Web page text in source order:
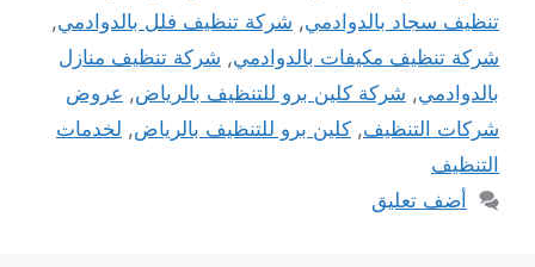
تنظيف سجاد بالدوادمي, شركة تنظيف فلل بالدوادمي,
شركة تنظيف مكيفات بالدوادمي, شركة تنظيف منازل
بالدوادمي, شركة كلين برو للتنظيف بالرياض, عروض
شركات التنظيف, كلين برو للتنظيف بالرياض, لخدمات
التنظيف
أضف تعليق